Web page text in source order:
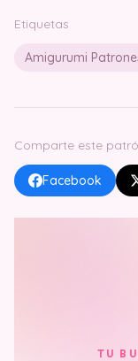
Etiquetas
Amigurumi
Comparte este
Facebook
TU